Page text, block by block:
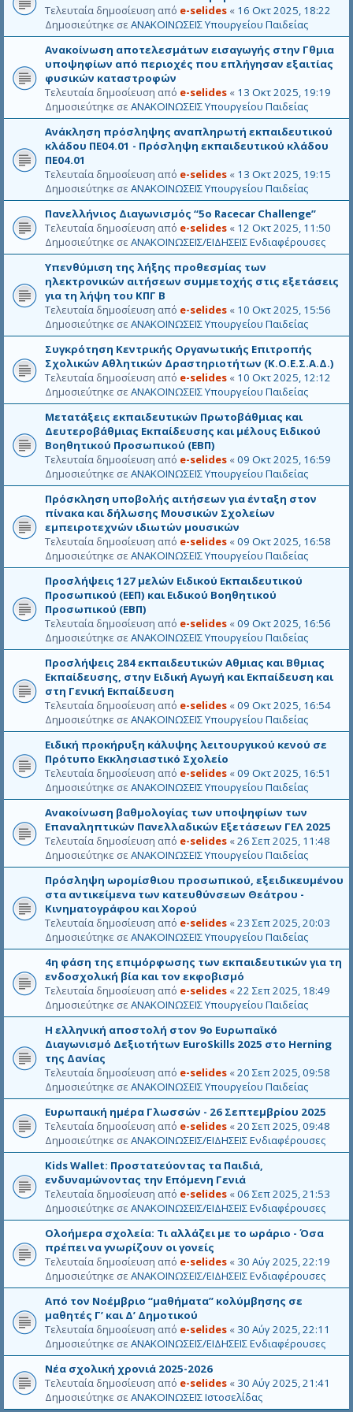
Τελευταία δημοσίευση από e-selides « 16 Οκτ 2025, 18:22
Δημοσιεύτηκε σε ΑΝΑΚΟΙΝΩΣΕΙΣ Υπουργείου Παιδείας
Ανακοίνωση αποτελεσμάτων εισαγωγής στην Γθμια
υποψηφίων από περιοχές που επλήγησαν εξαιτίας
φυσικών καταστροφών
Τελευταία δημοσίευση από e-selides « 13 Οκτ 2025, 19:19
Δημοσιεύτηκε σε ΑΝΑΚΟΙΝΩΣΕΙΣ Υπουργείου Παιδείας
Ανάκληση πρόσληψης αναπληρωτή εκπαιδευτικού
κλάδου ΠΕ04.01 - Πρόσληψη εκπαιδευτικού κλάδου
ΠΕ04.01
Τελευταία δημοσίευση από e-selides « 13 Οκτ 2025, 19:15
Δημοσιεύτηκε σε ΑΝΑΚΟΙΝΩΣΕΙΣ Υπουργείου Παιδείας
Πανελλήνιος Διαγωνισμός “5ο Racecar Challenge”
Τελευταία δημοσίευση από e-selides « 12 Οκτ 2025, 11:50
Δημοσιεύτηκε σε ΑΝΑΚΟΙΝΩΣΕΙΣ/ΕΙΔΗΣΕΙΣ Ενδιαφέρουσες
Υπενθύμιση της λήξης προθεσμίας των
ηλεκτρονικών αιτήσεων συμμετοχής στις εξετάσεις
για τη λήψη του ΚΠΓ Β
Τελευταία δημοσίευση από e-selides « 10 Οκτ 2025, 15:56
Δημοσιεύτηκε σε ΑΝΑΚΟΙΝΩΣΕΙΣ Υπουργείου Παιδείας
Συγκρότηση Κεντρικής Οργανωτικής Επιτροπής
Σχολικών Αθλητικών Δραστηριοτήτων (Κ.Ο.Ε.Σ.Α.Δ.)
Τελευταία δημοσίευση από e-selides « 10 Οκτ 2025, 12:12
Δημοσιεύτηκε σε ΑΝΑΚΟΙΝΩΣΕΙΣ Υπουργείου Παιδείας
Μετατάξεις εκπαιδευτικών Πρωτοβάθμιας και
Δευτεροβάθμιας Εκπαίδευσης και μέλους Ειδικού
Βοηθητικού Προσωπικού (ΕΒΠ)
Τελευταία δημοσίευση από e-selides «09 Οκτ 2025, 16:59
Δημοσιεύτηκε σε ΑΝΑΚΟΙΝΩΣΕΙΣ Υπουργείου Παιδείας
Πρόσκληση υποβολής αιτήσεων για ένταξη στον
πίνακα και δήλωσης Μουσικών Σχολείων
εμπειροτεχνών ιδιωτών μουσικών
Τελευταία δημοσίευση από e-selides «09 Οκτ 2025, 16:58
Δημοσιεύτηκε σε ΑΝΑΚΟΙΝΩΣΕΙΣ Υπουργείου Παιδείας
Προσλήψεις 127 μελών Ειδικού Εκπαιδευτικού
Προσωπικού (ΕΕΠ) και Ειδικού Βοηθητικού
Προσωπικού (ΕΒΠ)
Τελευταία δημοσίευση από e-selides «09 Οκτ 2025, 16:56
Δημοσιεύτηκε σε ΑΝΑΚΟΙΝΩΣΕΙΣ Υπουργείου Παιδείας
Προσλήψεις 284 εκπαιδευτικών Αθμιας και Βθμιας
Εκπαίδευσης, στην Ειδική Αγωγή και Εκπαίδευση και
στη Γενική Εκπαίδευση
Τελευταία δημοσίευση από e-selides «09 Οκτ 2025, 16:54
Δημοσιεύτηκε σε ΑΝΑΚΟΙΝΩΣΕΙΣ Υπουργείου Παιδείας
Ειδική προκήρυξη κάλυψης λειτουργικού κενού σε
Πρότυπο Εκκλησιαστικό Σχολείο
Τελευταία δημοσίευση από e-selides «09 Οκτ 2025, 16:51
Δημοσιεύτηκε σε ΑΝΑΚΟΙΝΩΣΕΙΣ Υπουργείου Παιδείας
Ανακοίνωση βαθμολογίας των υποψηφίων των
Επαναληπτικών Πανελλαδικών Εξετάσεων ΓΕΛ 2025
Τελευταία δημοσίευση από e-selides «26 Σεπ 2025, 11:48
Δημοσιεύτηκε σε ΑΝΑΚΟΙΝΩΣΕΙΣ Υπουργείου Παιδείας
Πρόσληψη ωρομίσθιου προσωπικού, εξειδικευμένου
στα αντικείμενα των κατευθύνσεων Θεάτρου -
Κινηματογράφου και Χορού
Τελευταία δημοσίευση από e-selides «23 Σεπ 2025, 20:03
Δημοσιεύτηκε σε ΑΝΑΚΟΙΝΩΣΕΙΣ Υπουργείου Παιδείας
4η φάση της επιμόρφωσης των εκπαιδευτικών για τη
ενδοσχολική βία και τον εκφοβισμό
Τελευταία δημοσίευση από e-selides «22 Σεπ 2025, 18:49
Δημοσιεύτηκε σε ΑΝΑΚΟΙΝΩΣΕΙΣ Υπουργείου Παιδείας
Η ελληνική αποστολή στον 9ο Ευρωπαϊκό
Διαγωνισμό Δεξιοτήτων EuroSkills 2025 στο Herning
της Δανίας
Τελευταία δημοσίευση από e-selides «20 Σεπ 2025, 09:58
Δημοσιεύτηκε σε ΑΝΑΚΟΙΝΩΣΕΙΣ Υπουργείου Παιδείας
Ευρωπαική ημέρα Γλωσσών - 26 Σεπτεμβρίου 2025
Τελευταία δημοσίευση από e-selides «20 Σεπ 2025, 09:48
Δημοσιεύτηκε σε ΑΝΑΚΟΙΝΩΣΕΙΣ/ΕΙΔΗΣΕΙΣ Ενδιαφέρουσες
Kids Wallet: Προστατεύοντας τα Παιδιά,
ενδυναμώνοντας την Επόμενη Γενιά
Τελευταία δημοσίευση από e-selides «06 Σεπ 2025, 21:53
Δημοσιεύτηκε σε ΑΝΑΚΟΙΝΩΣΕΙΣ/ΕΙΔΗΣΕΙΣ Ενδιαφέρουσες
Ολοήμερα σχολεία: Τι αλλάζει με το ωράριο - Όσα
πρέπει να γνωρίζουν οι γονείς
Τελευταία δημοσίευση από e-selides « 30 Αύγ 2025, 22:19
Δημοσιεύτηκε σε ΑΝΑΚΟΙΝΩΣΕΙΣ/ΕΙΔΗΣΕΙΣ Ενδιαφέρουσες
Από τον Νοέμβριο “μαθήματα” κολύμβησης σε
μαθητές Γ’ και Δ’ Δημοτικού
Τελευταία δημοσίευση από e-selides « 30 Αύγ 2025, 22:11
Δημοσιεύτηκε σε ΑΝΑΚΟΙΝΩΣΕΙΣ/ΕΙΔΗΣΕΙΣ Ενδιαφέρουσες
Νέα σχολική χρονιά 2025-2026
Τελευταία δημοσίευση από e-selides « 30 Αύγ 2025, 21:41
Δημοσιεύτηκε σε ΑΝΑΚΟΙΝΩΣΕΙΣ Ιστοσελίδας